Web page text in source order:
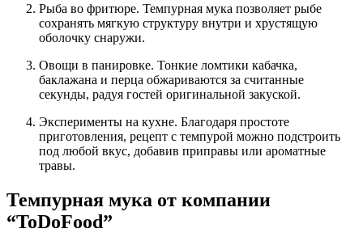
Рыба во фритюре. Темпурная мука позволяет рыбе
сохранять мягкую структуру внутри и хрустящую
оболочку снаружи.
Овощи в панировке. Тонкие ломтики кабачка,
баклажана и перца обжариваются за считанные
секунды, радуя гостей оригинальной закуской.
Эксперименты на кухне. Благодаря простоте
приготовления, рецепт с темпурой можно подстроить
под любой вкус, добавив приправы или ароматные
травы.
Темпурная мука от компании
“ToDoFood”